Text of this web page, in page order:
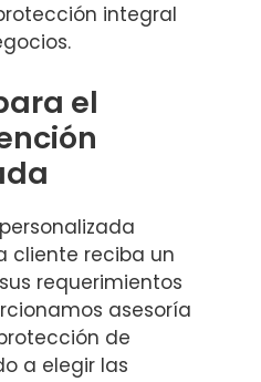
integral
el
cliente reciba un
requerimientos
asesoría
de
a elegir las